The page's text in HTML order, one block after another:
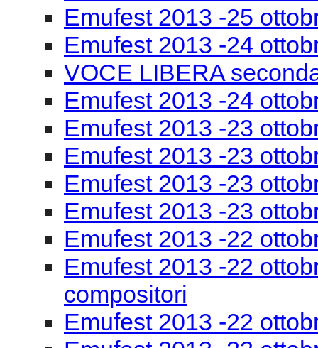
Emufest 2013 -25
Emufest 2013 -24
VOCE LIBERA
Emufest 2013 -24
Emufest 2013 -23
Emufest 2013 -23
Emufest 2013 -23
Emufest 2013 -23
Emufest 2013 -22
Emufest 2013 -22
compositori
Emufest 2013 -22